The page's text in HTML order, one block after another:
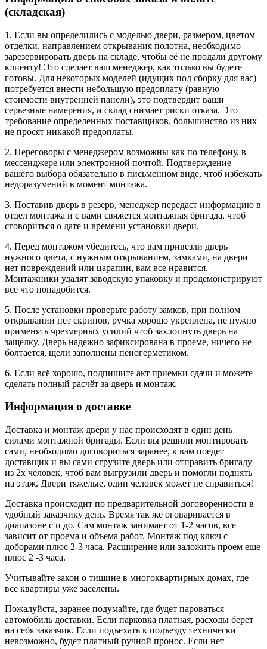
(складская)
1. Если вы определились с моделью двери, размером, цветом
отделки, направлением открывания полотна, необходимо
зарезервировать дверь на складе, чтобы её не продали другому
клиенту! Это сделает ваш менеджер, как только вы будете
готовы. Для некоторых моделей (идущих под сборку для вас)
потребуется внести небольшую предоплату (равную
стоимости внутренней панели), это подтвердит ваши
серьезные намерения, и склад снимает риски отказа. Это
требование определенных поставщиков, большинство из них
не просят никакой предоплаты.
2. Переговоры с менеджером возможны как по телефону, в
мессенджере или электронной почтой. Подтверждение
вашего выбора обязательно в письменном виде, чтоб избежать
недоразумений в момент монтажа.
3. Поставив дверь в резерв, менеджер передаст информацию в
отдел монтажа и с вами свяжется монтажная бригада, чтоб
сговориться о дате и времени установки двери.
4. Перед монтажом убедитесь, что вам привезли дверь
нужного цвета, с нужным открыванием, замками, на двери
нет повреждений или царапин, вам все нравится.
Монтажники удалят заводскую упаковку и продемонстрируют
все что понадобится.
5. После установки проверьте работу замков, при полном
открывании нет скрипов, ручка хорошо укреплена, не нужно
применять чрезмерных усилий чтоб захлопнуть дверь на
защелку. Дверь надежно зафиксирована в проеме, ничего не
болтается, щели заполнены пеногерметиком.
6. Если всё хорошо, подпишите акт приемки сдачи и можете
сделать полный расчёт за дверь и монтаж.
Информация о доставке
Доставка и монтаж двери у нас происходят в один день
силами монтажной бригады. Если вы решили монтировать
сами, необходимо договориться заранее, к вам поедет
доставщик и вы сами сгрузите дверь или отправить бригаду
из 2х человек, чтоб вам выгрузили дверь и помогли поднять
на этаж. Двери тяжелые, один человек может не справиться!
Доставка происходит по предварительной договоренности в
удобный заказчику день. Время так же оговаривается в
диапазоне с и до. Сам монтаж занимает от 1-2 часов, все
зависит от проема и объема работ. Монтаж под ключ с
доборами плюс 2-3 часа. Расширение или заложить проем еще
плюс 2 -3 часа.
Учитывайте закон о тишине в многоквартирных домах, где
все квартиры уже заселены.
Пожалуйста, заранее подумайте, где будет пароваться
автомобиль доставки. Если парковка платная, расходы берет
на себя заказчик. Если подъехать к подъезду технически
невозможно, будет платный ручной пронос. Если нет